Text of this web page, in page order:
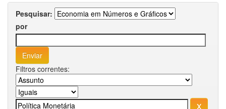
Pesquisar:
por
Filtros correntes: